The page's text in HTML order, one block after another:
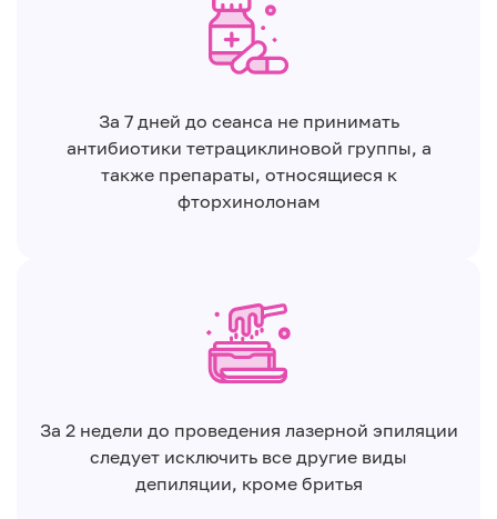
За 7 дней до сеанса не принимать
антибиотики тетрациклиновой группы, а
также препараты, относящиеся к
фторхинолонам
За 2 недели до проведения лазерной эпиляции
следует исключить все другие виды
депиляции, кроме бритья